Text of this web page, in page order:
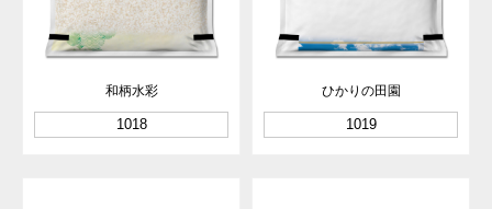
和柄水彩
1018
ひかりの田園
1019